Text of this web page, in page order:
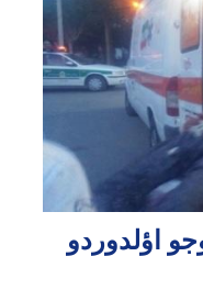
اؤلدوردو